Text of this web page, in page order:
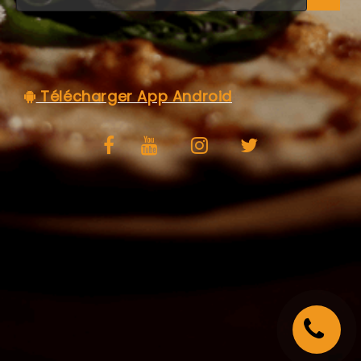
C.G.V
Télécharger App Android